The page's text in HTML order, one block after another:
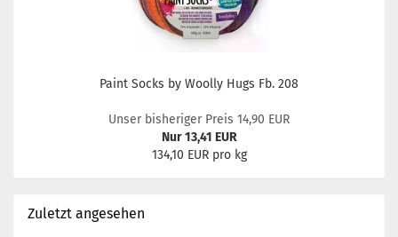
Paint Socks by Woolly Hugs Fb. 208
Unser bisheriger Preis 14,90 EUR
Nur 13,41 EUR
134,10 EUR pro kg
Zuletzt angesehen